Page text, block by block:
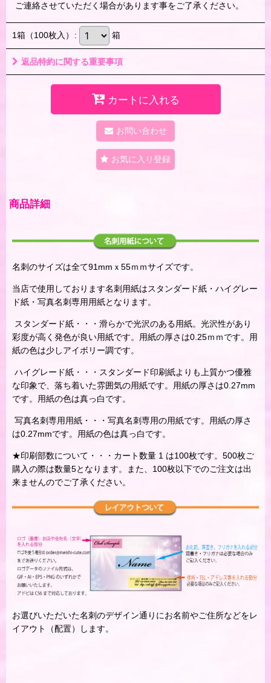
ご連絡させていただく場合があります事をご了承ください。
1箱（100枚入） : 箱
返品特約に関する重要事項
カートに入れる
お問い合わせ
お気に入り登録
商品詳細
名刺のサイズは全て91mmｘ55ｍｍサイズです。
当店で使用しております名刺用紙はスタンダード紙・ハイグレー
ド紙・写真名刺専用用紙となります。
スタンダード紙・・・滑らかで光沢のある用紙。光沢性があり
彩度が高く発色が良い用紙です。用紙の厚さは0.25ｍｍです。用
紙の色は少しアイボリー調です。
ハイグレード紙・・・スタンダード印刷紙よりも上質かつ優雅
な印象で、落ち着いた雰囲気の用紙です。用紙の厚さは0.27mm
です。用紙の色は真っ白です。
写真名刺専用用紙・・・写真名刺専用の用紙です。用紙の厚さ
は0.27mmです。用紙の色は真っ白です。
★印刷部数について・・・カート数量 1 は100枚です。500枚ご
購入の際は数量5となります。また、100枚以下でのご注文は出
来ませんのでご了承ください。
お選びいただいた名刺のデザイン通りにお名前やご住所などをレ
イアウト（配置）します。